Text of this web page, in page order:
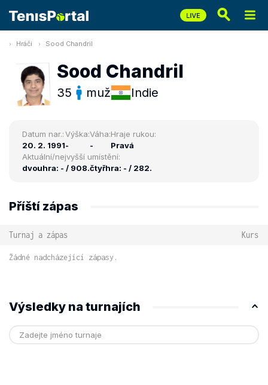
Hráči Sood Chandril
Sood Chandril
35 muž Indie
Datum nar.:
20. 2. 1991
Výška:
-
Váha:
-
Hraje rukou:
Pravá
Aktuální/nejvyšší umístění:
dvouhra: - / 908.čtyřhra: - / 282.
Příští zápas
Turnaj a zápas Kurs
Žádné nadcházející zápasy.
Výsledky na turnajích